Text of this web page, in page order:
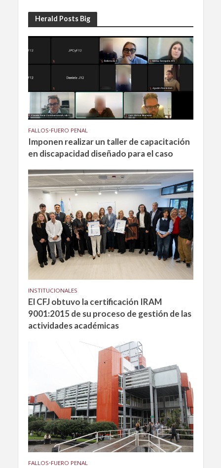
Herald Posts Big
FALLOS•FUERO PENAL
Imponen realizar un taller de capacitación
en discapacidad diseñado para el caso
INSTITUCIONALES
El CFJ obtuvo la certificación IRAM
9001:2015 de su proceso de gestión de las
actividades académicas
FALLOS•FUERO PENAL